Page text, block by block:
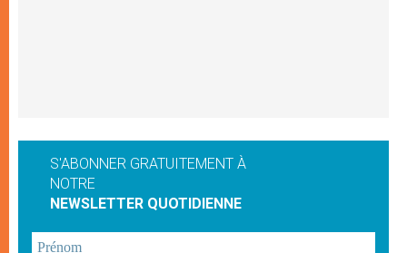
S'ABONNER GRATUITEMENT À
NOTRE
NEWSLETTER QUOTIDIENNE